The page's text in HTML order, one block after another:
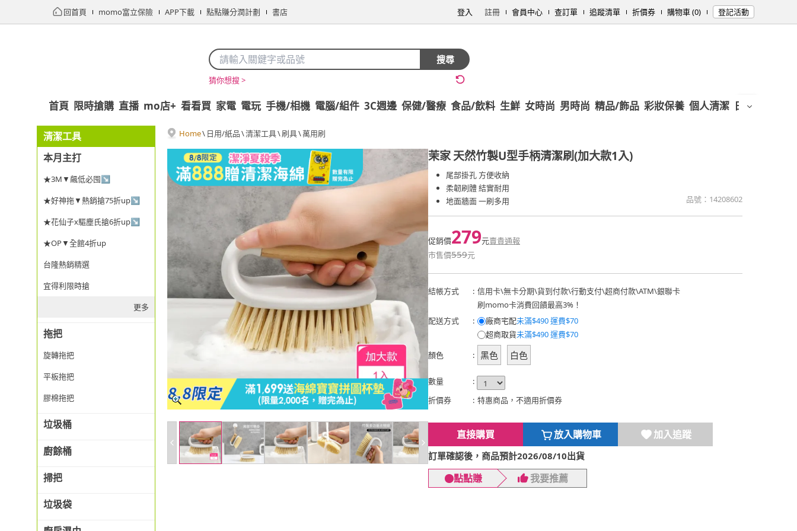
回首頁 momo富立保險 APP下載 點點賺分潤計劃 書店 登入 註冊 會員中心 查訂單 追蹤清單 折價券 購物車 (0) 登記活動
搜尋
猜你想搜 >
首頁 限時搶購 直播 mo店+ 看看買 家電 電玩 手機/相機 電腦/組件 3C週邊 保健/醫療 食品/飲料 生鮮 女時尚 男時尚 精品/飾品 彩妝保養 個人清潔 日用/紙品
清潔工具
本月主打
★3M▼飆低必囤↘
★好神拖▼熱銷搶75折up↘
★花仙子x驅塵氏搶6折up↘
★OP▼全館4折up
台隆熱銷精選
宜得利限時搶
更多
拖把
旋轉拖把
平板拖把
膠棉拖把
垃圾桶
廚餘桶
掃把
垃圾袋
Home\ 日用/紙品\清潔工具\刷具\萬用刷
茉家天然竹製U型手柄清潔刷(加大款1入)
尾部掛孔 方便收納
柔韌刷體 結實耐用
地面牆面 一刷多用
品號： 14208602
促銷價279元賣貴通報
市售價559元
結帳方式 : 信用卡\無卡分期\貨到付款\行動支付\超商付款\ATM\銀聯卡
刷momo卡消費回饋最高3%！
配送方式
: 廠商宅配未滿$490 運費$70
超商取貨未滿$490 運費$70
顏色
: 黑色 白色
數量
:
折價券
: 特惠商品，不適用折價券
直接購買 放入購物車 加入追蹤
訂單確認後，商品預計2026/08/10出貨
點點賺 我要推薦